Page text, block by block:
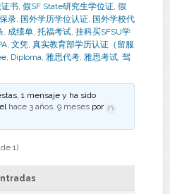
书, 假SF State研究生学位证, 假
录, 国外学历学位认证, 国外学校代
, 成绩单, 托福考试, 挂科买SFSU学
, 文凭, 真实教育部学历认证（留服
, Diploma, 雅思代考, 雅思考试, 驾
1 mensaje y ha sido
hace 3 años, 9 meses por
1)